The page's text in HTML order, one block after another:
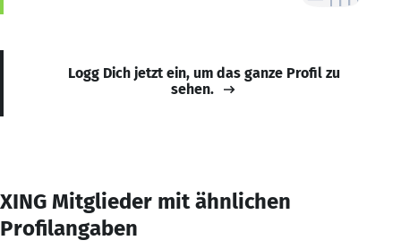
Logg Dich jetzt ein, um das ganze Profil zu
sehen.
XING Mitglieder mit ähnlichen
Profilangaben